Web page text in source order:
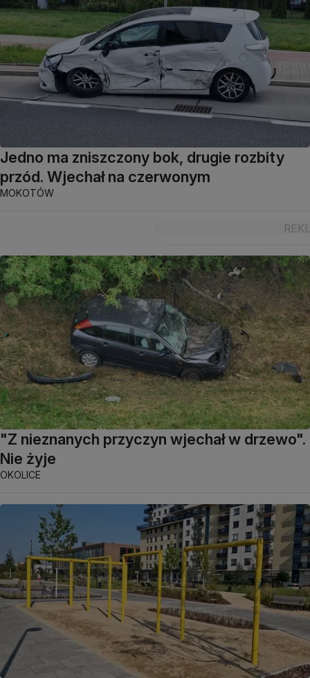
Jedno ma zniszczony bok, drugie rozbity
przód. Wjechał na czerwonym
MOKOTÓW
"Z nieznanych przyczyn wjechał w drzewo".
Nie żyje
OKOLICE